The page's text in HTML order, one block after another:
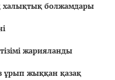
халықтық болжамдары
жарияланды
ұрып жыққан қазақ